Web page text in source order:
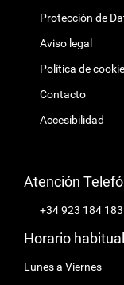
Protección de
Aviso legal
Política de
Contacto
Accesibilidad
Atención
+34 923 184 183
Horario habitual
Lunes a Viernes